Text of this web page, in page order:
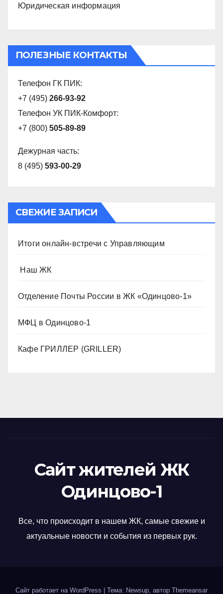
Юридическая информация
ПОЛЕЗНЫЕ КОНТАКТЫ
Телефон ГК ПИК:
+7 (495) 266-93-92
Телефон УК ПИК-Комфорт:
+7 (800) 505-89-89
Дежурная часть:
8 (495) 593-00-29
СВЕЖИЕ ЗАПИСИ
Итоги онлайн-встречи с Управляющим
️ Наш ЖК
Отделение Почты России в ЖК «Одинцово-1»
МФЦ в Одинцово-1
Кафе ГРИЛЛЕР (GRILLER)
Сайт жителей ЖК
Одинцово-1
Все, что происходит в нашем ЖК, самые свежие и
актуальные новости и события из первых рук.
Сайт работает на WordPress Тема: Newsup, автор Themeansar